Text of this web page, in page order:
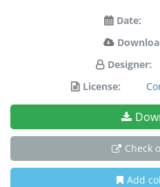
Date:
Designer:
License:
Check
Add